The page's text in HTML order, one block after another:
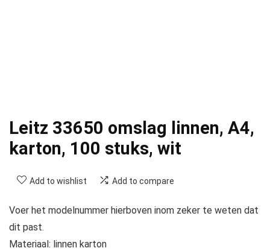
Leitz 33650 omslag linnen, A4,
karton, 100 stuks, wit
Add to wishlist Add to compare
Voer het modelnummer hierboven inom zeker te weten dat
dit past.
Materiaal: linnen karton